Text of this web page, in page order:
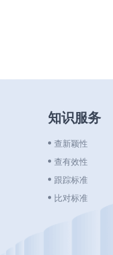
知识服务
查新颖性
查有效性
跟踪标准
比对标准